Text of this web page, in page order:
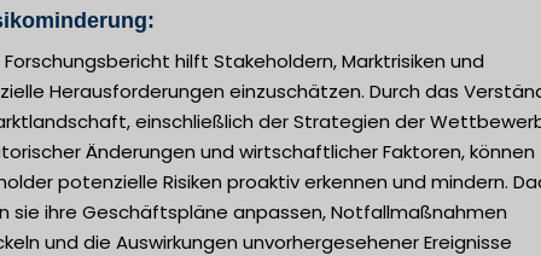
Forschungsbericht hilft Stakeholdern, Marktrisiken und
Herausforderungen einzuschätzen. Durch das
einschließlich der Strategien der
Änderungen und wirtschaftlicher Faktoren, können
potenzielle Risiken proaktiv erkennen und mindern.
sie ihre Geschäftspläne anpassen, Notfallmaßnahmen
und die Auswirkungen unvorhergesehener Ereignisse